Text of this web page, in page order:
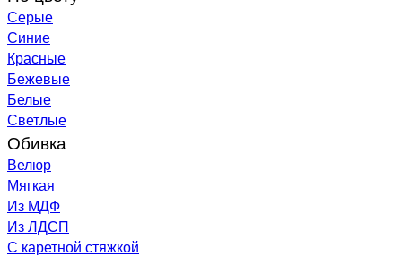
Серые
Синие
Красные
Бежевые
Белые
Светлые
Обивка
Велюр
Мягкая
Из МДФ
Из ЛДСП
С каретной стяжкой